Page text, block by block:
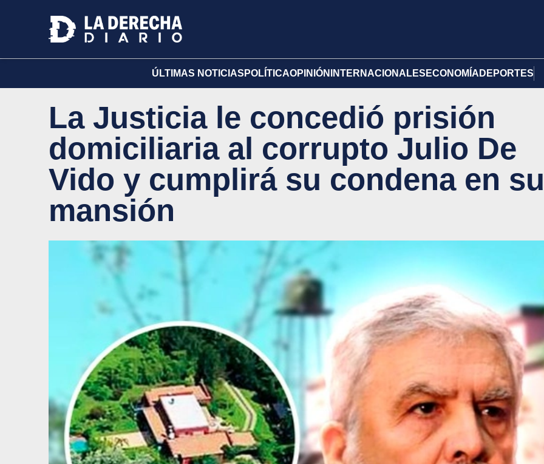
ÚLTIMAS NOTICIAS POLÍTICAOPINIÓN INTERNACIONALES ECONOMÍA DEPORTES
La Justicia le concedió prisión
domiciliaria al corrupto Julio De
Vido y cumplirá su condena en su
mansión